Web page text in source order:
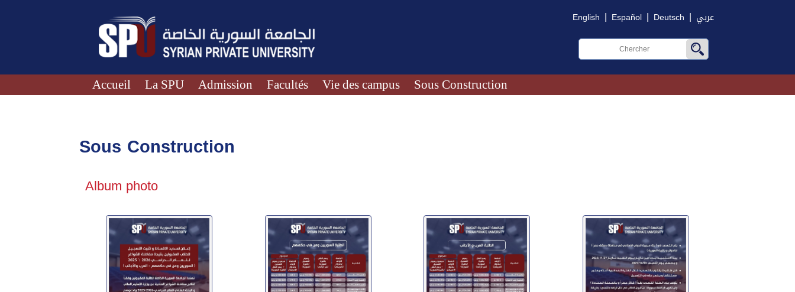
English | Español | Deutsch | عربي
Accueil La SPU Admission Facultés Vie des campus Sous Construction
Sous Construction
Album photo